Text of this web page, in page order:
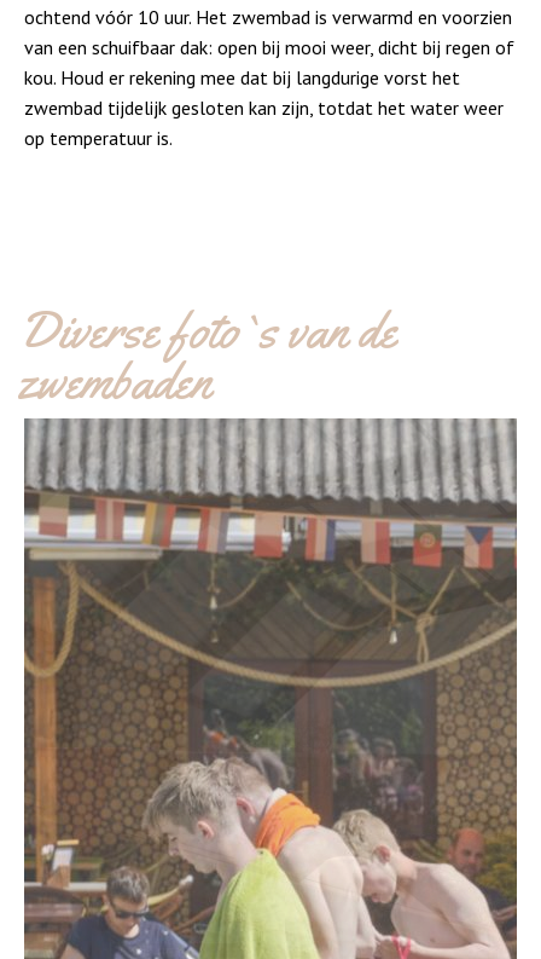
ochtend vóór 10 uur. Het zwembad is verwarmd en voorzien
van een schuifbaar dak: open bij mooi weer, dicht bij regen of
kou. Houd er rekening mee dat bij langdurige vorst het
zwembad tijdelijk gesloten kan zijn, totdat het water weer
op temperatuur is.
Diverse foto`s van de
zwembaden